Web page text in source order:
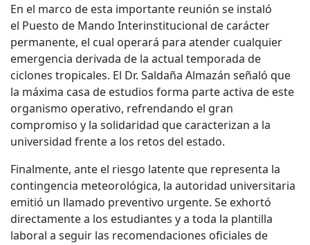
En el marco de esta importante reunión se instaló
el Puesto de Mando Interinstitucional de carácter
permanente, el cual operará para atender cualquier
emergencia derivada de la actual temporada de
ciclones tropicales. El Dr. Saldaña Almazán señaló que
la máxima casa de estudios forma parte activa de este
organismo operativo, refrendando el gran
compromiso y la solidaridad que caracterizan a la
universidad frente a los retos del estado.
Finalmente, ante el riesgo latente que representa la
contingencia meteorológica, la autoridad universitaria
emitió un llamado preventivo urgente. Se exhortó
directamente a los estudiantes y a toda la plantilla
laboral a seguir las recomendaciones oficiales de